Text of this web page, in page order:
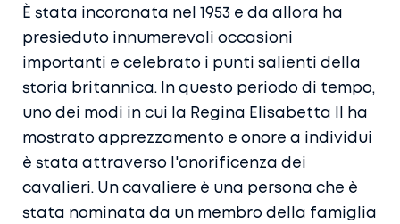
È stata incoronata nel 1953 e da allora ha
presieduto innumerevoli occasioni
importanti e celebrato i punti salienti della
storia britannica. In questo periodo di tempo,
uno dei modi in cui la Regina Elisabetta II ha
mostrato apprezzamento e onore a individui
è stata attraverso l'onorificenza dei
cavalieri. Un cavaliere è una persona che è
stata nominata da un membro della famiglia